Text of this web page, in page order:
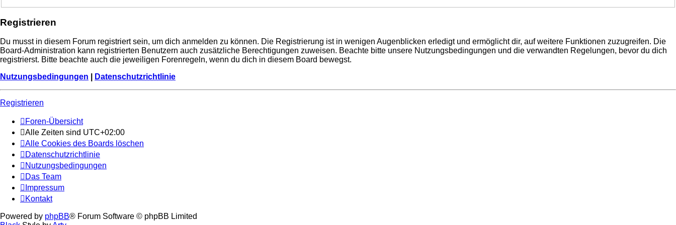
Registrieren
Du musst in diesem Forum registriert sein, um dich anmelden zu können. Die Registrierung ist in wenigen Augenblicken erledigt und ermöglicht dir, auf weitere Funktionen zuzugreifen. Die
Board-Administration kann registrierten Benutzern auch zusätzliche Berechtigungen zuweisen. Beachte bitte unsere Nutzungsbedingungen und die verwandten Regelungen, bevor du dich
registrierst. Bitte beachte auch die jeweiligen Forenregeln, wenn du dich in diesem Board bewegst.
Nutzungsbedingungen
Datenschutzrichtlinie
Registrieren
Foren-Übersicht
Alle Zeiten sind UTC+02:00
Alle Cookies des Boards löschen
Datenschutzrichtlinie
Nutzungsbedingungen
Das Team
Impressum
Kontakt
Powered by phpBB® Forum Software © phpBB Limited